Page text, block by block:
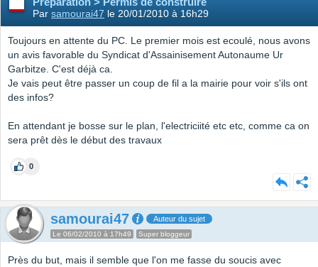
Par samourai47 le 20/01/2010 à 16h29
Toujours en attente du PC. Le premier mois est ecoulé, nous avons
un avis favorable du Syndicat d'Assainisement Autonaume Ur
Garbitze. C'est déjà ca.
Je vais peut être passer un coup de fil a la mairie pour voir s'ils ont
des infos?
En attendant je bosse sur le plan, l'electriciité etc etc, comme ca on
sera prêt dès le début des travaux
0
samourai47 Auteur du sujet
Le 06/02/2010 à 17h49 Super bloggeur
Près du but, mais il semble que l'on me fasse du soucis avec